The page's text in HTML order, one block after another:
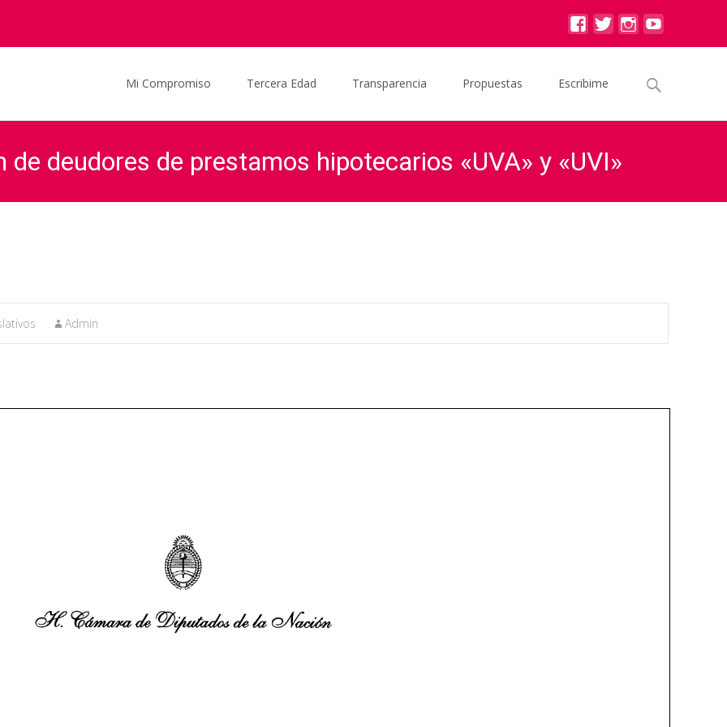
Mi Compromiso
Tercera Edad Transparencia Propuestas Escribime
Buscar
deudores de prestamos hipotecarios «UVA» y «UVI»
Admin